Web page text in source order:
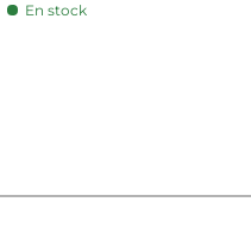
En stock